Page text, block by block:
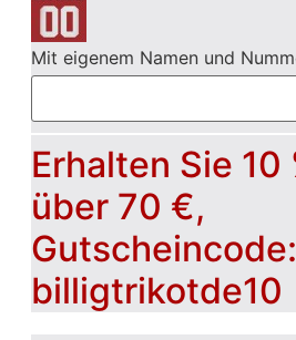
Mit eigenem Namen und
Erhalten Sie 10
über 70 €,
Gutscheincode:
billigtrikotde10